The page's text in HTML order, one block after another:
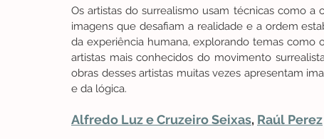
Os artistas do surrealismo usam técnicas como
imagens que desafiam a realidade e a ordem
da experiência humana, explorando temas como
artistas mais conhecidos do movimento
obras desses artistas muitas vezes apresentam
e da lógica.
Alfredo Luz e Cruzeiro Seixas, Raúl Perez